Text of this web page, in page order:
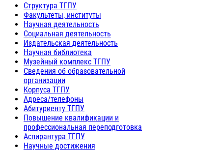
Структура ТГПУ
Факультеты, институты
Научная деятельность
Социальная деятельность
Издательская деятельность
Научная библиотека
Музейный комплекс ТГПУ
Сведения об образовательной
организации
Корпуса ТГПУ
Адреса/телефоны
Абитуриенту ТГПУ
Повышение квалификации и
профессиональная переподготовка
Аспирантура ТГПУ
Научные достижения